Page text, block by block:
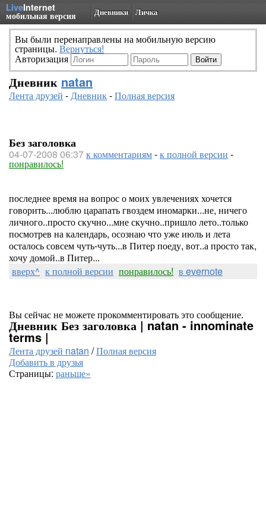
LiveInternet
мобильная версия Дневники Личка
Вы были перенаправлены на мобильную версию
страницы. Вернуться!
Авторизация
Дневник natan
Лента друзей -Дневник-Полная версия
Без заголовка
04-07-2008 06:37к комментариям-к полной версии -
понравилось!
последнее время на вопрос о моих увлечениях хочется
говорить...люблю царапать гвоздем иномарки...не, ничего
личного..просто скучно...мне скучно..пришло лето..только
посмотрев на календарь, осознаю что уже июль и лета
осталось совсем чуть-чуть...в Питер поеду, вот..а просто так,
хочу домой..в Питер...
вверх^ к полной версии понравилось! в evernote
Вы сейчас не можете прокомментировать это сообщение.
Дневник Без заголовка | natan - innominate
terms |
Лента друзей natan /Полная версия
Добавить в друзья
Страницы: раньше»